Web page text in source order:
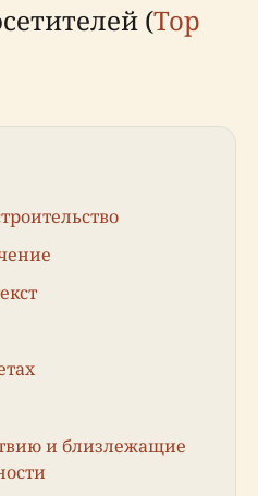
(Top
и близлежащие